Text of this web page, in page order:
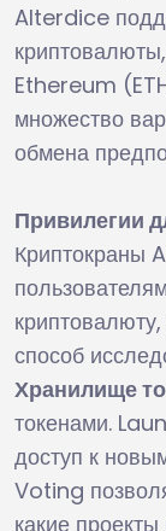
Alterdice
Ethereum
множество
обмена
Привилегии
Криптокраны
способ
Хранилище
токенами.
доступ к
Voting
какие